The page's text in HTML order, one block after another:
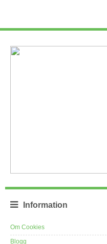
Information
Om Cookies
Blogg